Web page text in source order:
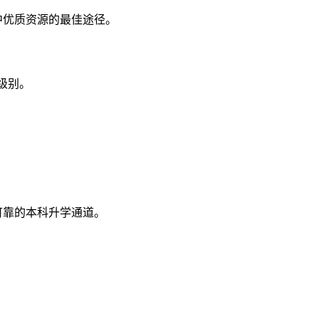
质资源的最佳途径。
。
的本科升学通道。